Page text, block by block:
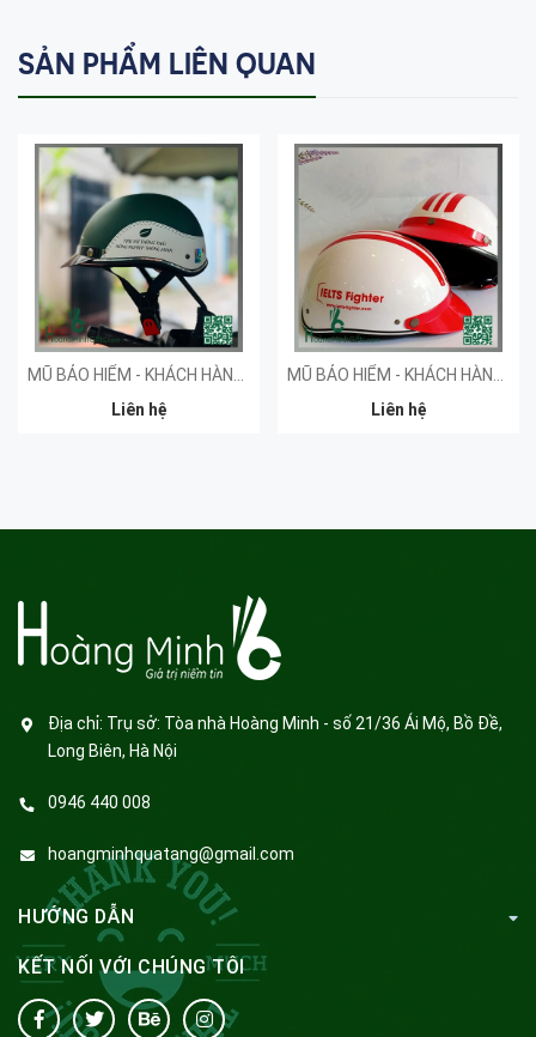
SẢN PHẨM LIÊN QUAN
Liên hệ
Liên hệ
Địa chỉ: Trụ sở: Tòa nhà Hoàng Minh - số 21/36 Ái Mộ, Bồ Đề,
Long Biên, Hà Nội
0946 440 008
hoangminhquatang@gmail.com
HƯỚNG DẪN
KẾT NỐI VỚI CHÚNG TÔI